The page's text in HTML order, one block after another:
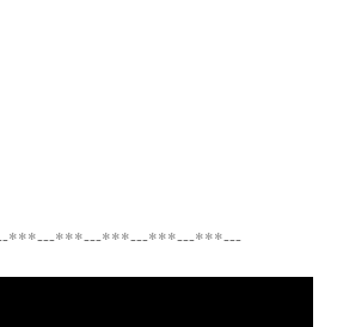
***---***---***---***---***---